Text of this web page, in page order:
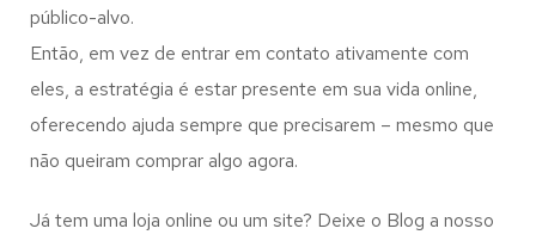
público-alvo.
Então, em vez de entrar em contato ativamente com
eles, a estratégia é estar presente em sua vida online,
oferecendo ajuda sempre que precisarem – mesmo que
não queiram comprar algo agora.
Já tem uma loja online ou um site? Deixe o Blog a nosso